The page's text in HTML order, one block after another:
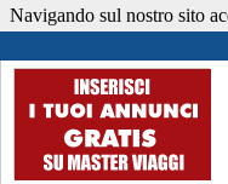
Navigando sul nostro sito